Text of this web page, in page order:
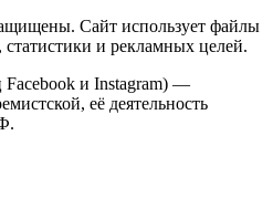
Сайт использует файлы
и рекламных целей.
Facebook и Instagram) —
её деятельность